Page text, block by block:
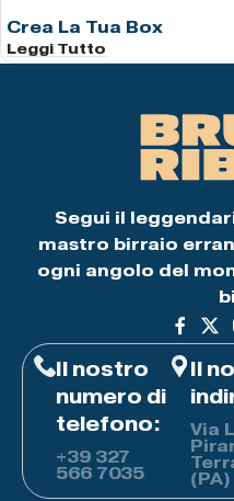
Crea La Tua Box
Leggi Tutto
Segui il
mastro birraio
ogni angolo del
Il nostro
numero di
telefono:
+39 327
566 7035
Il
Via
(PA)